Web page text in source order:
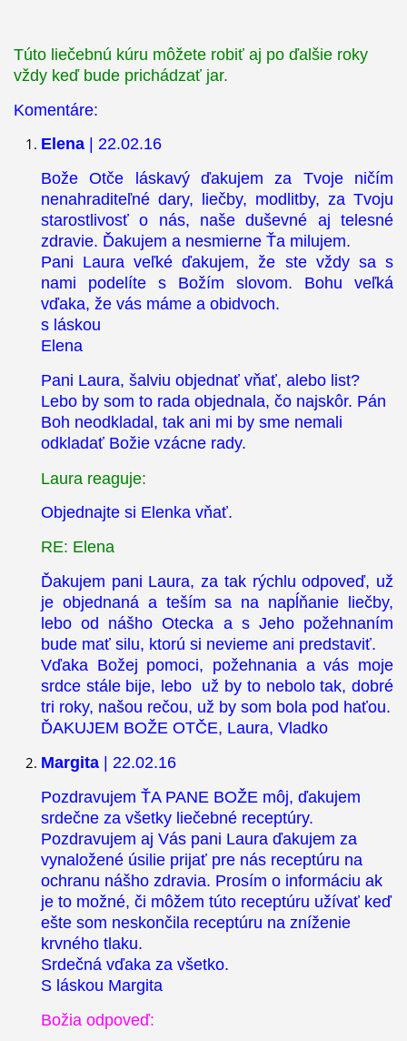
Túto liečebnú kúru môžete robiť aj po ďalšie roky
vždy keď bude prichádzať jar.
Komentáre:
Elena| 22.02.16
Bože Otče láskavý ďakujem za Tvoje ničím
nenahraditeľné dary, liečby, modlitby, za Tvoju
starostlivosť o nás, naše duševné aj telesné
zdravie. Ďakujem a nesmierne Ťa milujem.
Pani Laura veľké ďakujem, že ste vždy sa s
nami podelíte s Božím slovom. Bohu veľká
vďaka, že vás máme a obidvoch.
s láskou
Elena
Pani Laura, šalviu objednať vňať, alebo list?
Lebo by som to rada objednala, čo najskôr. Pán
Boh neodkladal, tak ani mi by sme nemali
odkladať Božie vzácne rady.
Laura reaguje:
Objednajte si Elenka vňať.
RE: Elena
Ďakujem pani Laura, za tak rýchlu odpoveď, už
je objednaná a teším sa na napĺňanie liečby,
lebo od nášho Otecka a s Jeho požehnaním
bude mať silu, ktorú si nevieme ani predstaviť.
Vďaka Božej pomoci, požehnania a vás moje
srdce stále bije, lebo už by to nebolo tak, dobré
tri roky, našou rečou, už by som bola pod haťou.
ĎAKUJEM BOŽE OTČE, Laura, Vladko
Margita| 22.02.16
Pozdravujem ŤA PANE BOŽE môj, ďakujem
srdečne za všetky liečebné receptúry.
Pozdravujem aj Vás pani Laura ďakujem za
vynaložené úsilie prijať pre nás receptúru na
ochranu nášho zdravia. Prosím o informáciu ak
je to možné, či môžem túto receptúru užívať keď
ešte som neskončila receptúru na zníženie
krvného tlaku.
Srdečná vďaka za všetko.
S láskou Margita
Božia odpoveď: